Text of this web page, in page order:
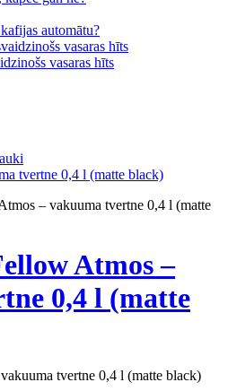
automātu?
vasaras hīts
tvertne 0,4 l (matte black)
Atmos –
0,4 l (matte
tvertne 0,4 l (matte black)